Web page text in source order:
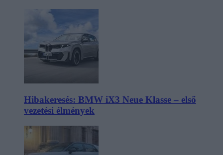
Hibakeresés: BMW iX3 Neue Klasse – első
vezetési élmények